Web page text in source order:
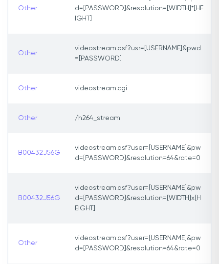
Other
d=[PASSWORD]&resolution=[WIDTH]*[HE
IGHT]
Other
videostream.asf?usr=[USERNAME]&pwd
=[PASSWORD]
Other videostream.cgi
Other /h264_stream
B00432J56G
videostream.asf?user=[USERNAME]&pw
d=[PASSWORD]&resolution=64&rate=0
B00432J56G
videostream.asf?user=[USERNAME]&pw
d=[PASSWORD]&resolution=[WIDTH]x[H
EIGHT]
Other
videostream.asf?user=[USERNAME]&pw
d=[PASSWORD]&resolution=64&rate=0